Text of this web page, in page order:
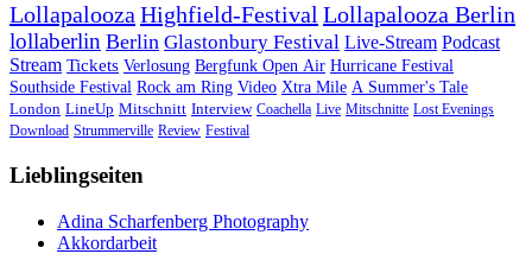
Lollapalooza Highfield-Festival Lollapalooza Berlin
lollaberlin Berlin Glastonbury Festival Live-Stream Podcast
Stream Tickets Verlosung Bergfunk Open Air Hurricane Festival
Southside Festival Rock am Ring Video Xtra Mile A Summer's Tale
London LineUp Mitschnitt Interview Coachella Live Mitschnitte Lost Evenings
Download Strummerville Review Festival
Lieblingseiten
Adina Scharfenberg Photography
Akkordarbeit